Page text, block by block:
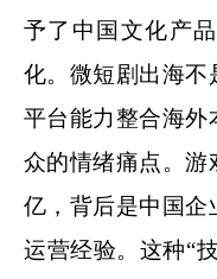
予了中国文化产
化。微短剧出海不
平台能力整合海外
众的情绪痛点。游
亿，背后是中国企
运营经验。这种“